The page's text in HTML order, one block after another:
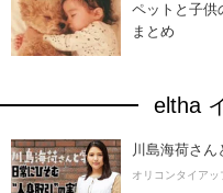
ペットと子供
まとめ
eltha
川島海荷さん
オリコンタイアッ